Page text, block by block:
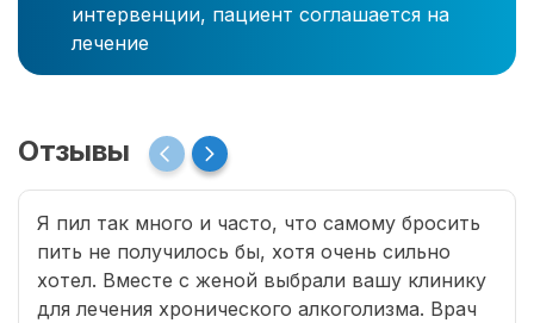
интервенции, пациент соглашается на
лечение
Отзывы
Я пил так много и часто, что самому бросить
пить не получилось бы, хотя очень сильно
хотел. Вместе с женой выбрали вашу клинику
для лечения хронического алкоголизма. Врач